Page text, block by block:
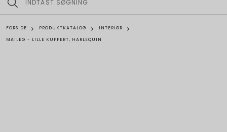
n
a
i
g
FORSIDE PRODUKTKATALOG
INTERIØR
MAILEG - LILLE KUFFERT, HARLEQUIN